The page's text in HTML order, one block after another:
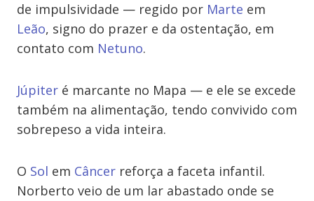
de impulsividade — regido por Marte em
Leão, signo do prazer e da ostentação, em
contato com Netuno.
Júpiter é marcante no Mapa — e ele se excede
também na alimentação, tendo convivido com
sobrepeso a vida inteira.
O Sol em Câncer reforça a faceta infantil.
Norberto veio de um lar abastado onde se